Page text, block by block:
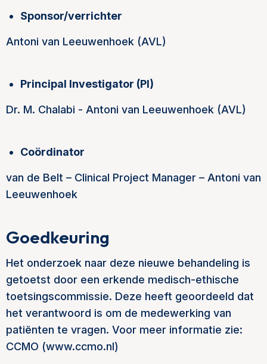
Sponsor/verrichter
Antoni van Leeuwenhoek (AVL)
Principal Investigator (PI)
Dr. M. Chalabi - Antoni van Leeuwenhoek (AVL)
Coördinator
van de Belt – Clinical Project Manager – Antoni van
Leeuwenhoek
Goedkeuring
Het onderzoek naar deze nieuwe behandeling is
getoetst door een erkende medisch-ethische
toetsingscommissie. Deze heeft geoordeeld dat
het verantwoord is om de medewerking van
patiënten te vragen. Voor meer informatie zie:
CCMO (www.ccmo.nl)